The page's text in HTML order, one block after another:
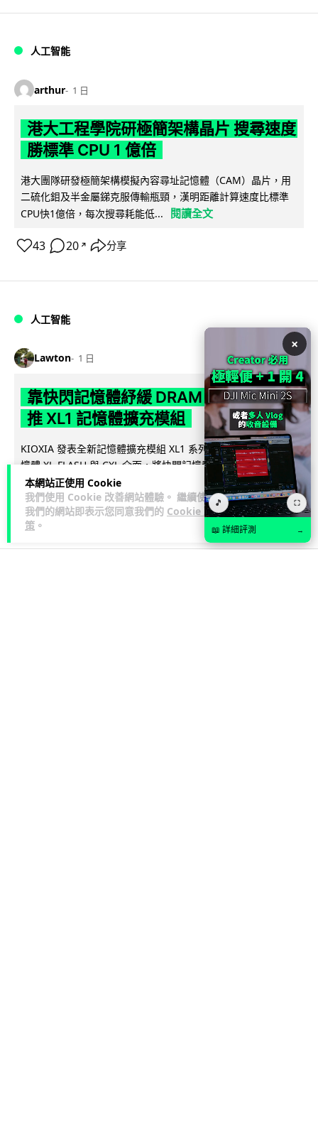
本網站正使用 Cookie
我們使用 Cookie 改善網站體驗。 繼續使用
我們的網站即表示您同意我們的 Cookie 政
策 。
人工智能
arthur 1 日
港大工程學院研極簡架構晶片 搜尋速度
勝標準 CPU 1 億倍
港大團隊研發極簡架構模擬內容尋址記憶體（CAM）晶片，用
二硫化鉬及半金屬銻克服傳輸瓶頸，漢明距離計算速度比標準
CPU快1億倍，每次搜尋耗能低...
閱讀全文
43 20 ↗ 分享
人工智能
Lawton 1 日
靠快閃記憶體紓緩 DRAM 不足 KIOXIA
推 XL1 記憶體擴充模組
KIOXIA 發表全新記憶體擴充模組 XL1 系列，結合低延遲快閃記
憶體 XL-FLASH 與 CXL 介面，將快閃記憶體轉化為記憶體擴充
方... 閱讀全文
85 5↗ 分享
×
🎵 ⛶
📖 詳細評測 →